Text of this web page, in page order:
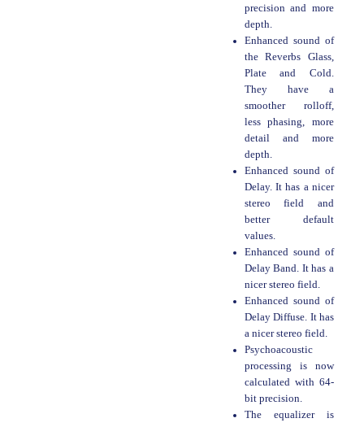
precision and more
depth.
Enhanced sound of
the Reverbs Glass,
Plate and Cold.
They have a
smoother rolloff,
less phasing, more
detail and more
depth.
Enhanced sound of
Delay. It has a nicer
stereo field and
better default
values.
Enhanced sound of
Delay Band. It has a
nicer stereo field.
Enhanced sound of
Delay Diffuse. It has
a nicer stereo field.
Psychoacoustic
processing is now
calculated with 64-
bit precision.
The equalizer is